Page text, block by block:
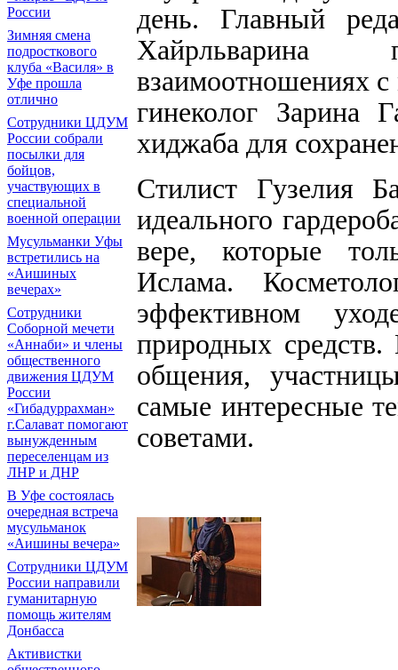
России
Зимняя смена
подросткового
клуба «Василя» в
Уфе прошла
отлично
Сотрудники ЦДУМ
России собрали
посылки для
бойцов,
участвующих в
специальной
военной операции
Мусульманки Уфы
встретились на
«Аишиных
вечерах»
Сотрудники
Соборной мечети
«Аннаби» и члены
общественного
движения ЦДУМ
России
«Гибадуррахман»
г.Салават помогают
вынужденным
переселенцам из
ЛНР и ДНР
В Уфе состоялась
очередная встреча
мусульманок
«Аишины вечера»
Сотрудники ЦДУМ
России направили
гуманитарную
помощь жителям
Донбасса
Активистки
день. Главный
взаимоотношениях
гинеколог Зарина
хиджаба для
Стилист Гузелия
идеального
вере, которые
Ислама.
эффективном
природных
общения,
самые интересные
советами.